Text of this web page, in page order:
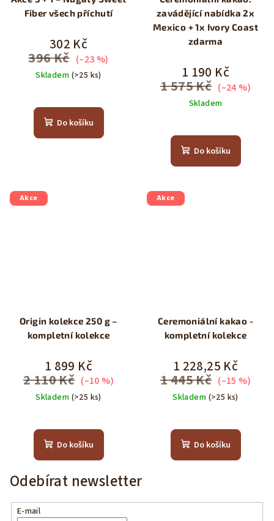
Fiber všech příchutí
302 Kč
396 Kč (–23 %)
Skladem (>25 ks)
hodnocení
produktu
Do košíku
zavádějící nabídka 2x
Mexico + 1x Ivory Coast
zdarma
1 190 Kč
1 575 Kč (–24 %)
Skladem
hodnocení
produktu
Do košíku
Akce
Origin kolekce 250 g –
kompletní kolekce
1 899 Kč
2 110 Kč (–10 %)
Skladem (>25 ks)
Do košíku
Akce
Ceremoniální kakao -
kompletní kolekce
1 228,25 Kč
1 445 Kč (–15 %)
Skladem (>25 ks)
Do košíku
Odebírat newsletter
E-mail